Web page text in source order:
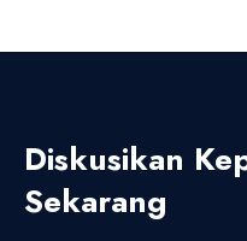
Diskusikan
Sekarang